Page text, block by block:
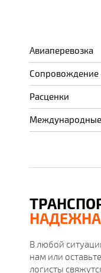
Авиаперевозка
Сопровождение
Расценки
Международные
В любой
нам или
логисты